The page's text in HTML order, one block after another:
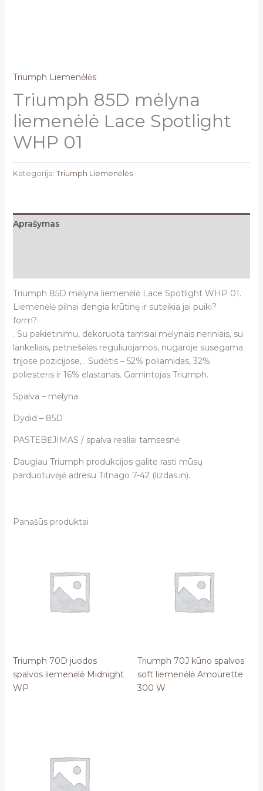
Triumph Liemenėlės
Triumph 85D mėlyna
liemenėlė Lace Spotlight
WHP 01
Kategorija: Triumph Liemenėlės
Aprašymas
Triumph 85D mėlyna liemenėlė Lace Spotlight WHP 01.
Liemenėlė pilnai dengia krūtinę ir suteikia jai puiki?
form?
. Su pakietinimu, dekoruota tamsiai mėlynais neriniais, su
lankeliais, petnešėlės reguliuojamos, nugaroje susegama
trijose pozicijose, . Sudėtis – 52% poliamidas, 32%
poliesteris ir 16% elastanas. Gamintojas Triumph.
Spalva – mėlyna
Dydid – 85D
PASTEBĖJIMAS / spalva realiai tamsesnė
Daugiau Triumph produkcijos galite rasti mūsų
parduotuvėjė adresu Titnago 7-42 (lizdas.in).
Panašūs produktai
Triumph 70D juodos
spalvos liemenėlė Midnight
WP
Triumph 70J kūno spalvos
soft liemenėlė Amourette
300 W